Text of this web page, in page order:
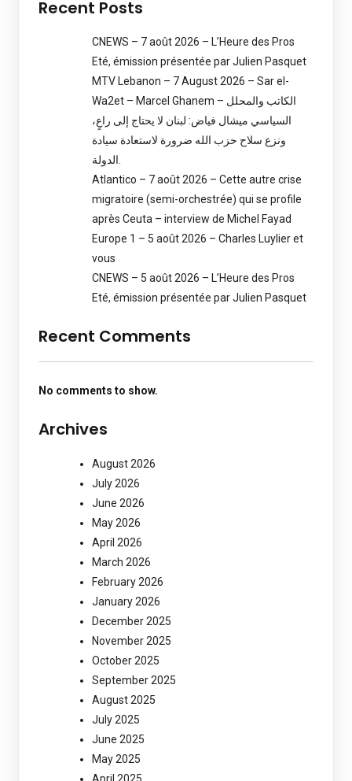
Recent Posts
CNEWS – 7 août 2026 – L’Heure des Pros
Eté, émission présentée par Julien Pasquet
MTV Lebanon – 7 August 2026 – Sar el-
Wa2et – Marcel Ghanem – الكاتب والمحلل
السياسي ميشال فياض: لبنان لا يحتاج إلى راعٍ،
ونزع سلاح حزب الله ضرورة لاستعادة سيادة
الدولة.
Atlantico – 7 août 2026 – Cette autre crise
migratoire (semi-orchestrée) qui se profile
après Ceuta – interview de Michel Fayad
Europe 1 – 5 août 2026 – Charles Luylier et
vous
CNEWS – 5 août 2026 – L’Heure des Pros
Eté, émission présentée par Julien Pasquet
Recent Comments
No comments to show.
Archives
August 2026
July 2026
June 2026
May 2026
April 2026
March 2026
February 2026
January 2026
December 2025
November 2025
October 2025
September 2025
August 2025
July 2025
June 2025
May 2025